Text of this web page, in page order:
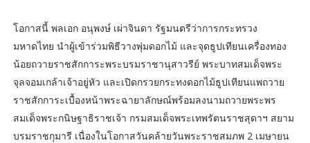
โอกาสนี้ พลเอก อนุพงษ์ เผ่าจินดา รัฐมนตรีว่าการกระทรวง
มหาดไทย นำผู้เข้าร่วมพิธีวางพุ่มดอกไม้ และจุดธูปเทียนเครื่องทอง
น้อยถวายราชสักการะพระบรมราชานุสาวรีย์ พระบาทสมเด็จพระ
จุลจอมเกล้าเจ้าอยู่หัว และเปิดกรวยกระทงดอกไม้ธูปเทียนแพถวาย
ราชสักการะเบื้องหน้าพระฉายาลักษณ์พร้อมลงนามถวายพระพร
สมเด็จพระกนิษฐาธิราชเจ้า กรมสมเด็จพระเทพรัตนราชสุดาฯ สยาม
บรมราชกุมารี เนื่องในโอกาสวันคล้ายวันพระราชสมภพ 2 เมษายน